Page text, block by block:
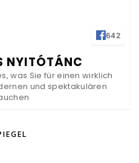
642
NYITÓTÁNC
was Sie für einen wirklich
und spektakulären